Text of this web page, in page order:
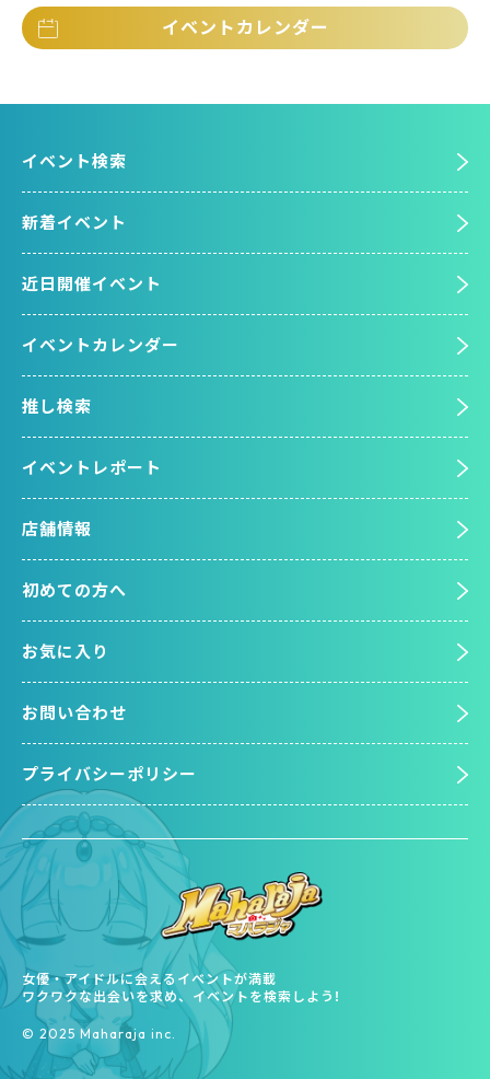
イベントカレンダー
女優・アイドルに会えるイベントが満載
ワクワクな出会いを求め、イベントを検索しよう!
©︎ 2025 Maharaja inc.
イベント検索
新着イベント
近日開催イベント
イベントカレンダー
推し検索
イベントレポート
店舗情報
初めての方へ
お気に入り
お問い合わせ
プライバシーポリシー